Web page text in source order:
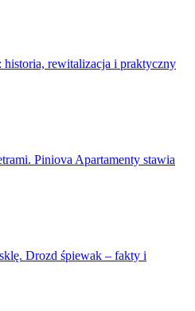
historia, rewitalizacja i praktyczny
Piniova Apartamenty stawia
Drozd śpiewak – fakty i